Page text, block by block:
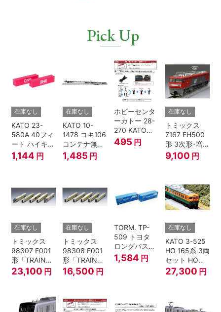
Pick Up
在庫なし
KATO 23-
580A 40フィ
ート ハイキュ
ーブコンテナ
ONE マゼンタ
1,144 円
在庫なし
KATO 10-
1478 コキ106
コンテナ無積
載 2両セット
鉄道模型 Nゲ
1,485 円
ホビーセンタ
ーカトー 28-
270 KATOナ
ックルカプラ
ー 黒 センタ
495 円
在庫なし
トミックス
7167 EH500
形 3次形･増備
型
9,100 円
在庫なし
トミックス
98307 E001
形「TRAIN
SUITE四季
島」基本セッ
23,100 円
在庫なし
トミックス
98308 E001
形「TRAIN
SUITE四季
島」増結セッ
模型
16,500 円
TORM. TP-
509 トヨタ
ロングパスエ
クスプレス
U55A-39500
1,584 円
在庫なし
KATO 3-525
HO 165系 3両
セット HOゲ
ージ
27,300 円